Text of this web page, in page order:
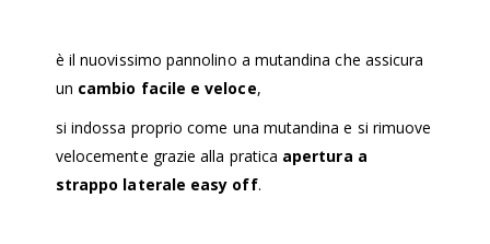
è il nuovissimo pannolino a mutandina che assicura
un cambio facile e veloce,
si indossa proprio come una mutandina e si rimuove
velocemente grazie alla pratica apertura a
strappo laterale easy off.